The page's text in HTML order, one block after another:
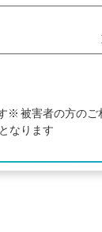
被害者の方のご
なります